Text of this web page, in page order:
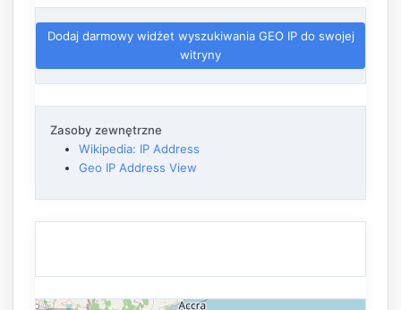
Dodaj darmowy widżet wyszukiwania GEO IP do swojej
witryny
Zasoby zewnętrzne
Wikipedia: IP Address
Geo IP Address View